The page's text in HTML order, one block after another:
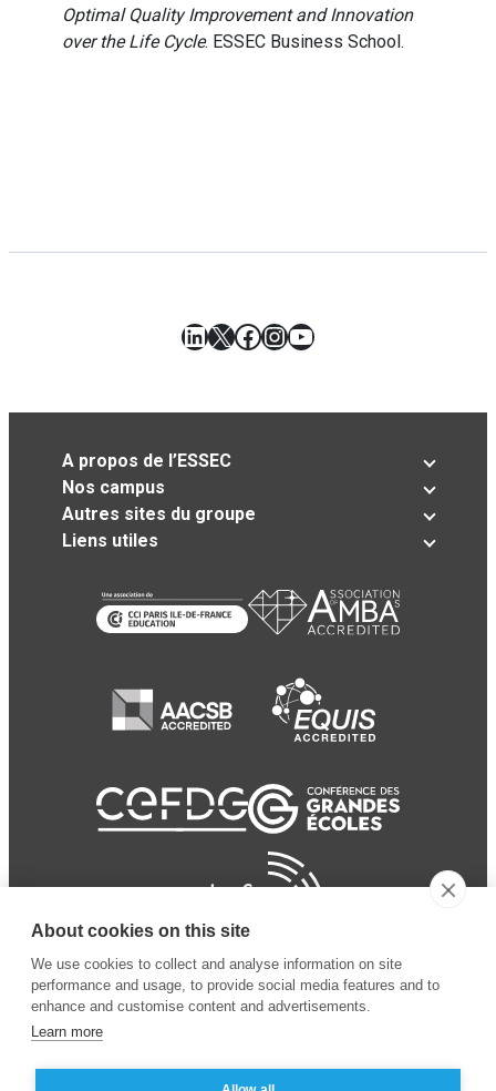
Optimal Quality Improvement and Innovation
over the Life Cycle. ESSEC Business School.
LinkedIn
X Facebook
Instagram
YouTube
A propos de l’ESSEC
Nos campus
Autres sites du groupe
Liens utiles
About cookies on this site
We use cookies to collect and analyse information on site
performance and usage, to provide social media features and to
enhance and customise content and advertisements.
Learn more